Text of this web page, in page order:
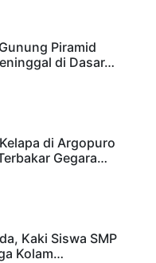
Piramid
di Dasar…
di Argopuro
Gegara…
Kaki Siswa SMP
Kolam…